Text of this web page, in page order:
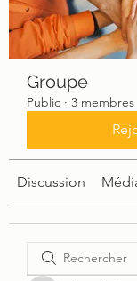
Groupe
Public · 3 membres
Discussion